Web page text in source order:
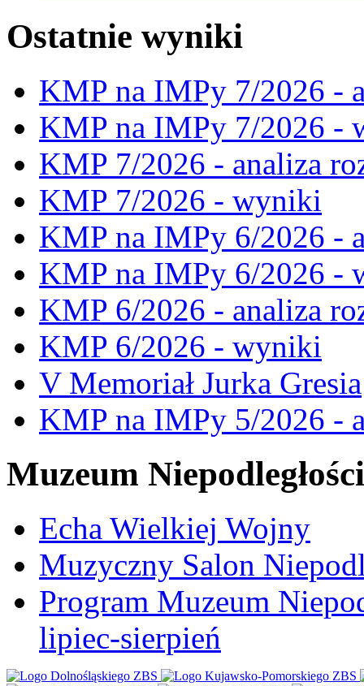
Ostatnie wyniki
KMP na IMPy 7/2026 -
KMP na IMPy 7/2026 -
KMP 7/2026 - analiza
KMP 7/2026 - wyniki
KMP na IMPy 6/2026 -
KMP na IMPy 6/2026 -
KMP 6/2026 - analiza
KMP 6/2026 - wyniki
V Memoriał Jurka Gresia
KMP na IMPy 5/2026 -
Muzeum Niepodległości
Echa Wielkiej Wojny
Muzyczny Salon
Program Muzeum
lipiec-sierpień